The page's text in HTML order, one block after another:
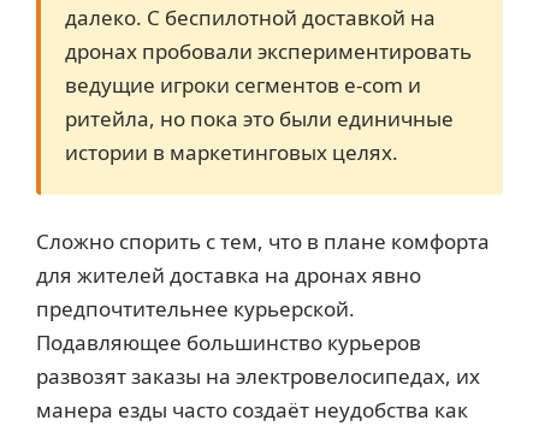
далеко. С беспилотной доставкой на
дронах пробовали экспериментировать
ведущие игроки сегментов e-com и
ритейла, но пока это были единичные
истории в маркетинговых целях.
Сложно спорить с тем, что в плане комфорта
для жителей доставка на дронах явно
предпочтительнее курьерской.
Подавляющее большинство курьеров
развозят заказы на электровелосипедах, их
манера езды часто создаёт неудобства как